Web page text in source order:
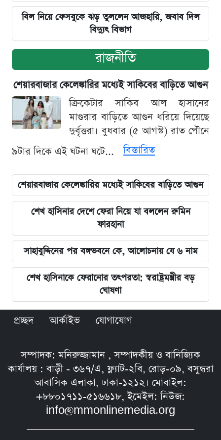
বিল নিয়ে ফেসবুকে ঝড় তুললেন আজহারি, জবাব দিল
বিদ্যুৎ বিভাগ
রাজনীতি
শেয়ারবাজার কেলেঙ্কারির মধ্যেই সাকিবের বাড়িতে আগুন
ক্রিকেটার সাকিব আল হাসানের
মাগুরার বাড়িতে আগুন ধরিয়ে দিয়েছে
দুর্বৃত্তরা। বুধবার (৫ আগস্ট) রাত পৌনে
৯টার দিকে এই ঘটনা ঘটে...
বিস্তারিত
শেয়ারবাজার কেলেঙ্কারির মধ্যেই সাকিবের বাড়িতে আগুন
শেখ হাসিনার দেশে ফেরা নিয়ে যা বললেন রুমিন
ফারহানা
সাহাবুদ্দিনের পর বঙ্গভবনে কে, আলোচনায় যে ৬ নাম
শেখ হাসিনাকে ফেরানোর তৎপরতা: স্বরাষ্ট্রমন্ত্রীর বড়
ঘোষণা
প্রচ্ছদ আর্কাইভ যোগাযোগ
সম্পাদক: মনিরুজ্জামান , সম্পাদকীয় ও বানিজ্যিক
কার্যালয় : বাড়ী - ৩৬৭/এ, ফ্ল্যাট-২বি, রোড়-০৯, বসুন্ধরা
আবাসিক এলাকা, ঢাকা-১২১২। মোবাইল:
+৮৮০১৭১১-৫১৬৬১৮, ইমেইল: নিউজ:
info@mmonlinemedia.org